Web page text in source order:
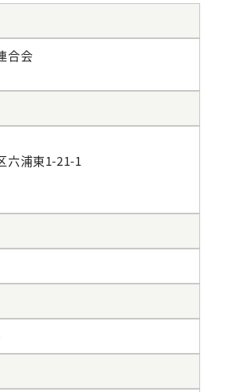
045-782-2101
記録など開示
ン外来
ついて
て
い
まの声）
科
ム
下サポートチーム
ションチーム
機構認定病院
ア活動について
ー
ついて（医療関係者向け）
内
病院見学
合わせフォーム
グラムのご案内
グラムのご案内
院の講演会・研修会
ページ（ログイン）
コラム』
合会
六浦東1-21-1